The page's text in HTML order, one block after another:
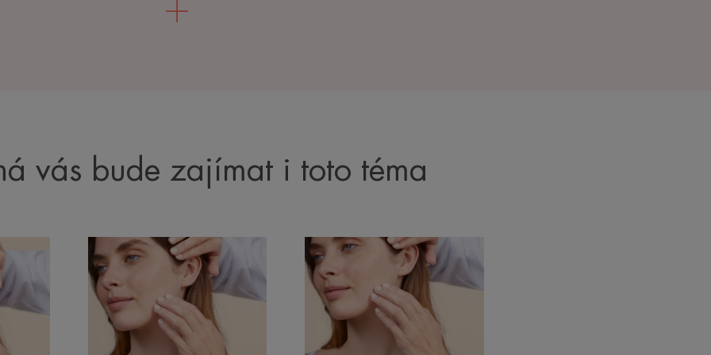
vás bude zajímat i toto téma
Bližší
informace
Termální
voda
Avène,
aktivní
Bližší
informace
Cicalfate+,
řada
podrážděnou,